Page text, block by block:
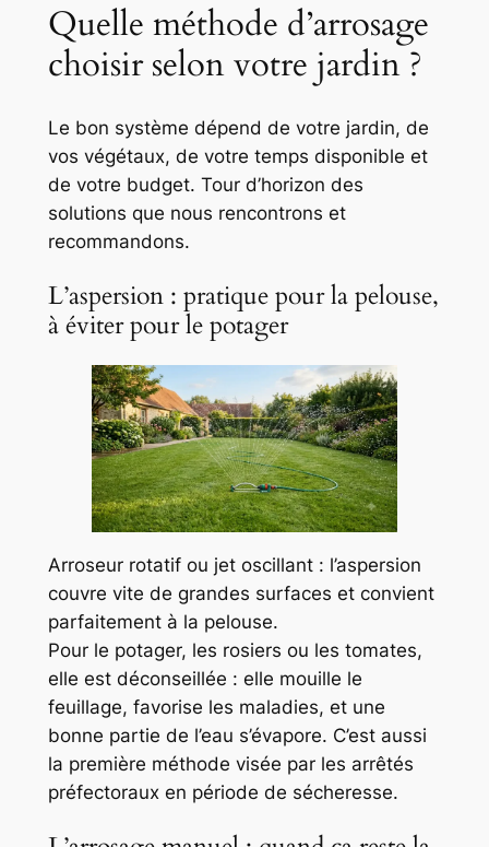
Quelle méthode d’arrosage
choisir selon votre jardin ?
Le bon système dépend de votre jardin, de
vos végétaux, de votre temps disponible et
de votre budget. Tour d’horizon des
solutions que nous rencontrons et
recommandons.
L’aspersion : pratique pour la pelouse,
à éviter pour le potager
Arroseur rotatif ou jet oscillant : l’aspersion
couvre vite de grandes surfaces et convient
parfaitement à la pelouse.
Pour le potager, les rosiers ou les tomates,
elle est déconseillée : elle mouille le
feuillage, favorise les maladies, et une
bonne partie de l’eau s’évapore. C’est aussi
la première méthode visée par les arrêtés
préfectoraux en période de sécheresse.